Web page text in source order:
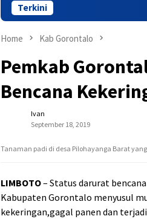
Terkini
Home Kab Gorontalo
Pemkab
Bencana
Ivan
September 18, 2019
Tanaman padi di desa Pilohayanga Barat
LIMBOTO– Status darurat
Kabupaten Gorontalo menyusul
kekeringan,gagal panen dan